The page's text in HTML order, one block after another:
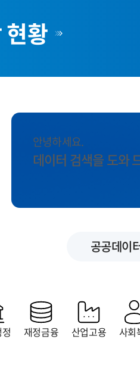
현황
안녕하세요.
데이터 검색을 도와
공공데이
재정금융 산업고용 사회